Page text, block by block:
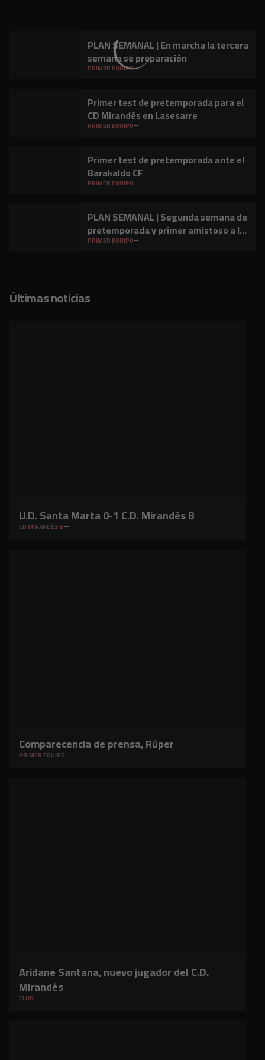
PLAN SEMANAL | En marcha la tercera
semana se preparación
PRIMER EQUIPO
Primer test de pretemporada para el
CD Mirandés en Lasesarre
PRIMER EQUIPO
Primer test de pretemporada ante el
Barakaldo CF
PRIMER EQUIPO
PLAN SEMANAL | Segunda semana de
pretemporada y primer amistoso a la
vista
PRIMER EQUIPO
Últimas noticias
U.D. Santa Marta 0-1 C.D. Mirandés B
CD MIRANDÉS B
Comparecencia de prensa, Rúper
PRIMER EQUIPO
Aridane Santana, nuevo jugador del C.D.
Mirandés
CLUB